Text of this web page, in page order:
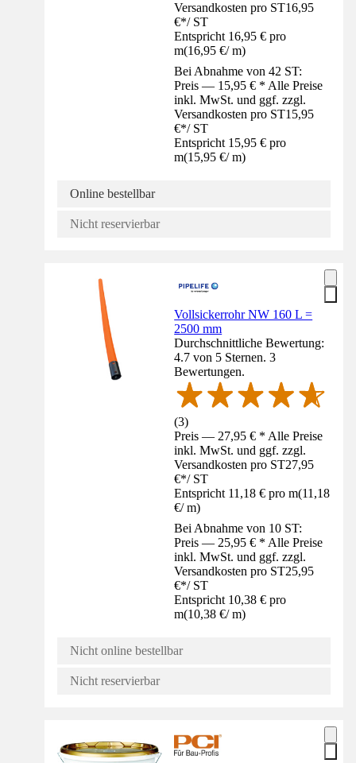
Versandkosten pro ST16,95
€*/ ST
Entspricht 16,95 € pro
m(16,95 €/ m)
Bei Abnahme von 42 ST:
Preis — 15,95 € * Alle Preise
inkl. MwSt. und ggf. zzgl.
Versandkosten pro ST15,95
€*/ ST
Entspricht 15,95 € pro
m(15,95 €/ m)
Online bestellbar
Nicht reservierbar
Vollsickerrohr NW 160 L =
2500 mm
Durchschnittliche Bewertung:
4.7 von 5 Sternen. 3
Bewertungen.
(3)
Preis — 27,95 € * Alle Preise
inkl. MwSt. und ggf. zzgl.
Versandkosten pro ST27,95
€*/ ST
Entspricht 11,18 € pro m(11,18
€/ m)
Bei Abnahme von 10 ST:
Preis — 25,95 € * Alle Preise
inkl. MwSt. und ggf. zzgl.
Versandkosten pro ST25,95
€*/ ST
Entspricht 10,38 € pro
m(10,38 €/ m)
Nicht online bestellbar
Nicht reservierbar